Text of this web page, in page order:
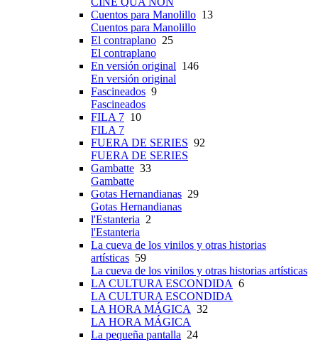
Cuentos para Manolillo 13
Cuentos para Manolillo
El contraplano 25
El contraplano
En versión original 146
En versión original
Fascineados 9
Fascineados
FILA 7 10
FILA 7
FUERA DE SERIES 92
FUERA DE SERIES
Gambatte 33
Gambatte
Gotas Hernandianas 29
Gotas Hernandianas
l'Estanteria 2
l'Estanteria
La cueva de los vinilos y otras historias
artísticas 59
La cueva de los vinilos y otras historias artísticas
LA CULTURA ESCONDIDA 6
LA CULTURA ESCONDIDA
LA HORA MÁGICA 32
LA HORA MÁGICA
La pequeña pantalla 24